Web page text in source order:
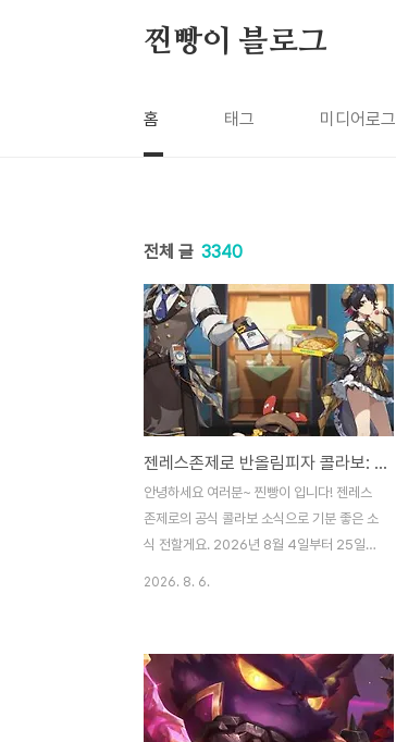
찐빵이 블로그
홈 태그 미디어로그
전체 글 3340
젠레스존제로 반올림피자 콜라보: 엘렌 마나토 콜라보 메뉴 가격과 굿즈 안내
안녕하세요 여러분~ 찐빵이 입니다! 젠레스
존제로의 공식 콜라보 소식으로 기분 좋은 소
식 전할게요. 2026년 8월 4일부터 25일까
게 좋아요. 이번 콜라보 메뉴는 두 가지로 구
성되어 있어요. 첫 번째 엘렌의 상어 한입과
두 번째 마나토의 정성 한판입니다.각 메뉴에
2026. 8. 6.